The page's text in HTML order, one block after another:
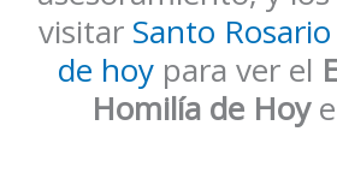
visitar Santo
de hoypara ver el
Homilía de Hoy